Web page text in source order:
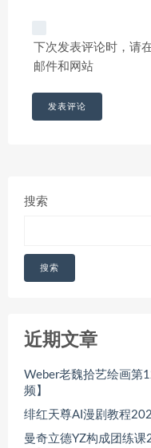
下次发表评论时，请
邮件和网站
搜索
搜索
近期文章
Weber老魏拾艺绘画第
频】
绯红天尊AI漫剧教程
曼奇立德YZ构成团练